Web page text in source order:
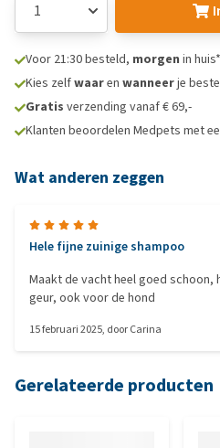
Voor 21:30 besteld, morgen in huis*
Kies zelfwaaren wanneerje
Gratis verzending vanaf € 69,-
Klanten beoordelen Medpets met
Wat anderen zeggen
Hele fijne zuinige shampoo
Maakt de vacht heel goed
geur, ook voor de hond
15 februari 2025, doorCarina
Gerelateerde producten